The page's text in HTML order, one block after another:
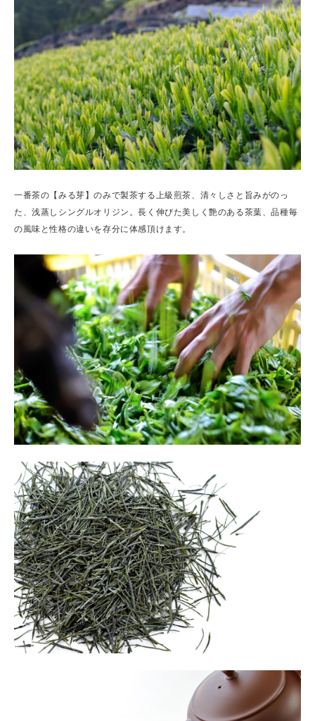
一番茶の【みる芽】のみで製茶する上級煎茶、清々しさと旨みがのっ
た、浅蒸しシングルオリジン。長く伸びた美しく艶のある茶葉、品種毎
の風味と性格の違いを存分に体感頂けます。